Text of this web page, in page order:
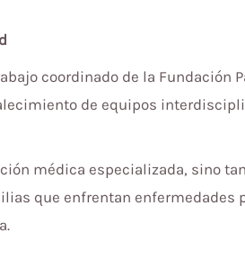
coordinado de la Fundación
de equipos
médica especializada, sino
que enfrentan enfermedades